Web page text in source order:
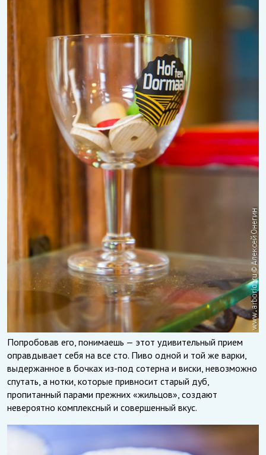
Попробовав его, понимаешь — этот удивительный прием
оправдывает себя на все сто. Пиво одной и той же варки,
выдержанное в бочках из-под сотерна и виски, невозможно
спутать, а нотки, которые привносит старый дуб,
пропитанный парами прежних «жильцов», создают
невероятно комплексный и совершенный вкус.